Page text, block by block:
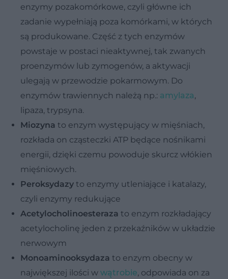
enzymy pozakomórkowe, czyli główne ich
zadanie wypełniają poza komórkami, w których
są produkowane. Część z tych enzymów
powstaje w postaci nieaktywnej, tak zwanych
proenzymów lub zymogenów, a aktywacji
ulegają w przewodzie pokarmowym. Do
enzymów trawiennych należą np.: amylaza,
lipaza, trypsyna.
Miozyna to enzym występujący w mięśniach,
rozkłada on cząsteczki ATP będące nośnikami
energii, dzięki czemu powoduje skurcz włókien
mięśniowych.
Peroksydazy to enzymy utleniające i katalazy,
czyli enzymy redukujące
Acetylocholinoesteraza to enzym rozkładający
acetylocholinę jeden z przekaźników w układzie
nerwowym
Monoaminooksydaza to enzym obecny w
największej ilości w wątrobie, odpowiada on za